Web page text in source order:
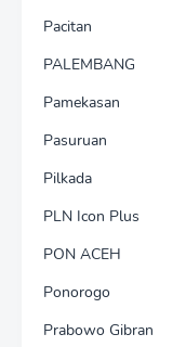
Pacitan
PALEMBANG
Pamekasan
Pasuruan
Pilkada
PLN Icon Plus
PON ACEH
Ponorogo
Prabowo Gibran